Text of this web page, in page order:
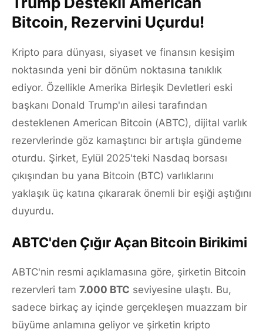
Bitcoin, Rezervini Uçurdu!
Kripto para dünyası, siyaset ve finansın kesişim
noktasında yeni bir dönüm noktasına tanıklık
ediyor. Özellikle Amerika Birleşik Devletleri eski
başkanı Donald Trump'ın ailesi tarafından
desteklenen American Bitcoin (ABTC), dijital varlık
rezervlerinde göz kamaştırıcı bir artışla gündeme
oturdu. Şirket, Eylül 2025'teki Nasdaq borsası
çıkışından bu yana Bitcoin (BTC) varlıklarını
yaklaşık üç katına çıkararak önemli bir eşiği aştığını
duyurdu.
ABTC'den Çığır Açan Bitcoin Birikimi
ABTC'nin resmi açıklamasına göre, şirketin Bitcoin
rezervleri tam 7.000 BTC seviyesine ulaştı. Bu,
sadece birkaç ay içinde gerçekleşen muazzam bir
büyüme anlamına geliyor ve şirketin kripto